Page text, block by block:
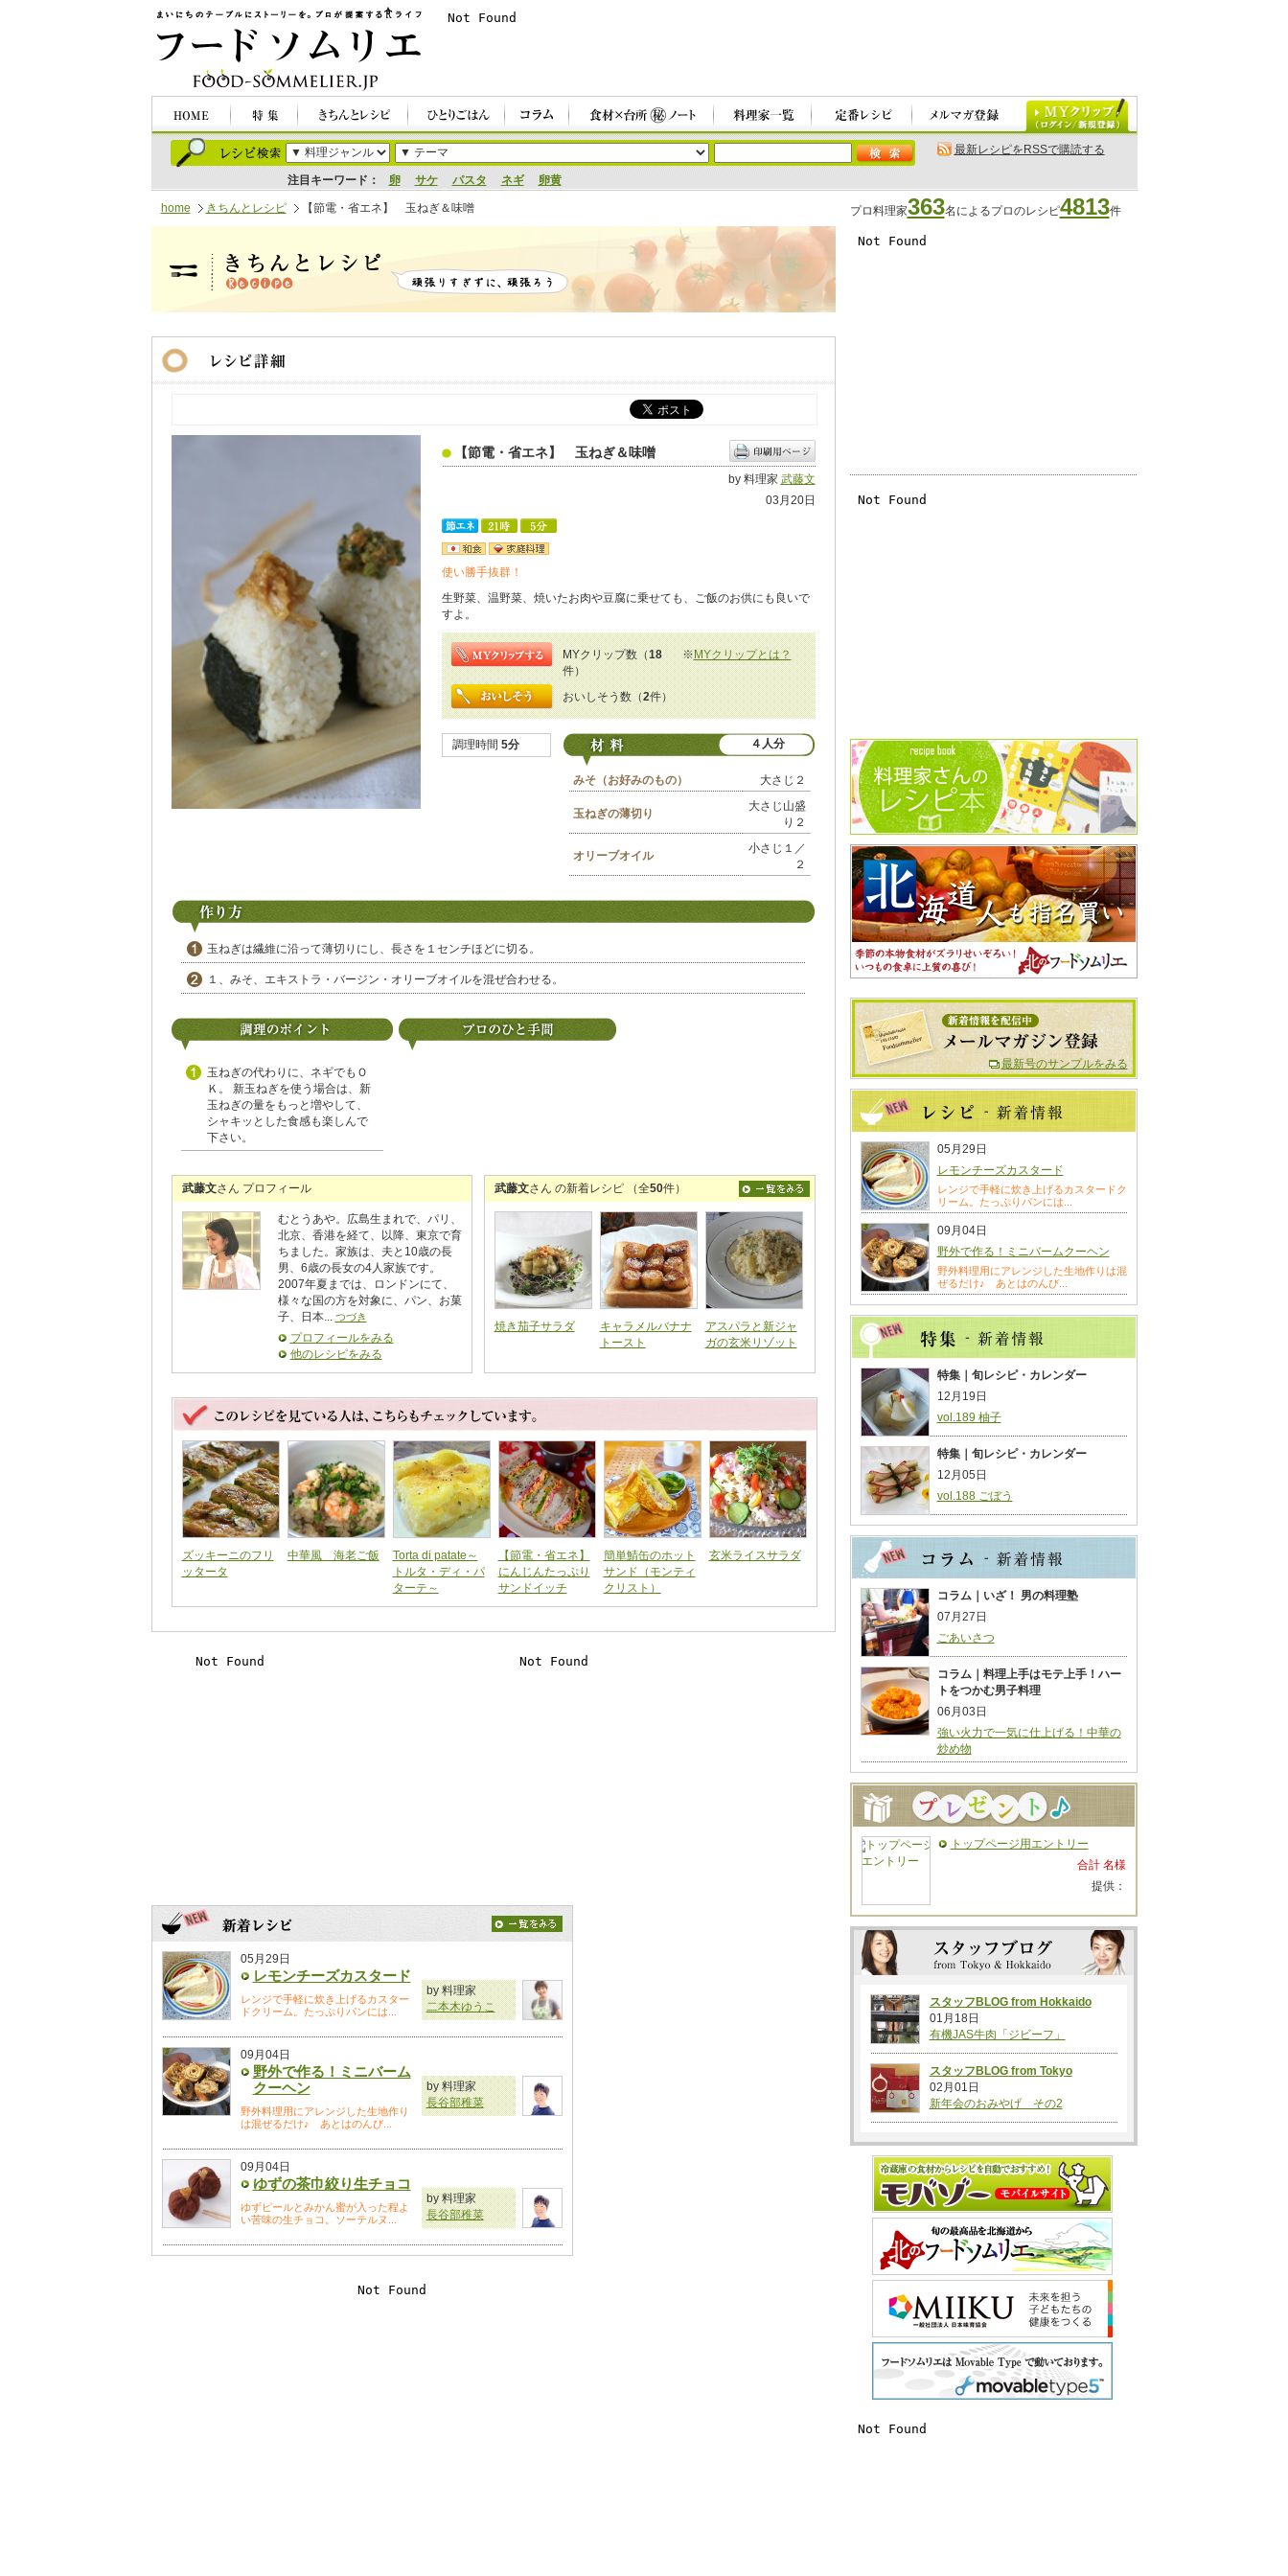
注目キーワード： 卵 サケ パスタ ネギ 卵黄
最新レシピをRSSで購読する
home きちんとレシピ 【節電・省エネ】 玉ねぎ＆味噌 プロ料理家363名によるプロのレシピ4813件
【節電・省エネ】 玉ねぎ＆味噌
by 料理家 武藤文
03月20日
使い勝手抜群！
生野菜、温野菜、焼いたお肉や豆腐に乗せても、ご飯のお供にも良いで
すよ。
MYクリップ数（18
件）
※MYクリップとは？
おいしそう数（2件）
調理時間 5分 ４人分
みそ（お好みのもの） 大さじ２
玉ねぎの薄切り
大さじ山盛
り２
オリーブオイル
小さじ１／
２
玉ねぎは繊維に沿って薄切りにし、長さを１センチほどに切る。
１、みそ、エキストラ・バージン・オリーブオイルを混ぜ合わせる。
玉ねぎの代わりに、ネギでもＯ
Ｋ。 新玉ねぎを使う場合は、新
玉ねぎの量をもっと増やして、
シャキッとした食感も楽しんで
下さい。
武藤文さん プロフィール
むとうあや。広島生まれで、パリ、
北京、香港を経て、以降、東京で育
ちました。家族は、夫と10歳の長
男、6歳の長女の4人家族です。
2007年夏までは、ロンドンにて、
様々な国の方を対象に、パン、お菓
子、日本... つづき
プロフィールをみる
他のレシピをみる
武藤文さん の新着レシピ （全50件）
焼き茄子サラダ
キャラメルバナナ
トースト
アスパラと新ジャ
ガの玄米リゾット
ズッキーニのフリ
ッタータ
中華風 海老ご飯
Torta di patate～
トルタ・ディ・パ
ターテ～
【節電・省エネ】
にんじんたっぷり
サンドイッチ
簡単鯖缶のホット
サンド（モンティ
クリスト）
玄米ライスサラダ
05月29日
レモンチーズカスタード
レンジで手軽に炊き上げるカスター
ドクリーム。たっぷりパンには...
by 料理家
二本木ゆうこ
09月04日
野外で作る！ミニバーム
クーヘン
野外料理用にアレンジした生地作り
は混ぜるだけ♪ あとはのんび...
by 料理家
長谷部稚菜
09月04日
ゆずの茶巾絞り生チョコ
ゆずピールとみかん蜜が入った程よ
い苦味の生チョコ。ソーテルヌ...
by 料理家
長谷部稚菜
最新号のサンプルをみる
05月29日
レモンチーズカスタード
レンジで手軽に炊き上げるカスタードク
リーム。たっぷりパンには...
09月04日
野外で作る！ミニバームクーヘン
野外料理用にアレンジした生地作りは混
ぜるだけ♪ あとはのんび...
特集｜旬レシピ・カレンダー
12月19日
vol.189 柚子
特集｜旬レシピ・カレンダー
12月05日
vol.188 ごぼう
コラム｜いざ！ 男の料理塾
07月27日
ごあいさつ
コラム｜料理上手はモテ上手！ハー
トをつかむ男子料理
06月03日
強い火力で一気に仕上げる！中華の
炒め物
トップページ用エントリー
合計 名様
提供：
スタッフBLOG from Hokkaido
01月18日
有機JAS牛肉「ジビーフ」
スタッフBLOG from Tokyo
02月01日
新年会のおみやげ その2